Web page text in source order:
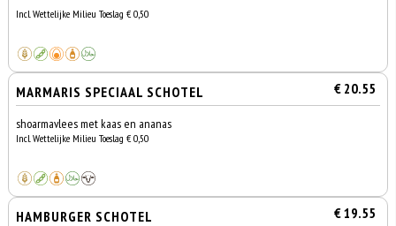
Incl. Wettelijke Milieu Toeslag € 0,50
MARMARIS SPECIAAL SCHOTEL € 20.55
shoarmavlees met kaas en ananas
Incl. Wettelijke Milieu Toeslag € 0,50
HAMBURGER SCHOTEL € 19.55